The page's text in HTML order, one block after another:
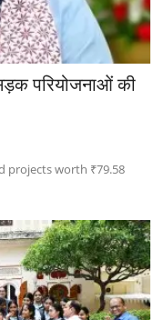
परियोजनाओं की
projects worth ₹79.58